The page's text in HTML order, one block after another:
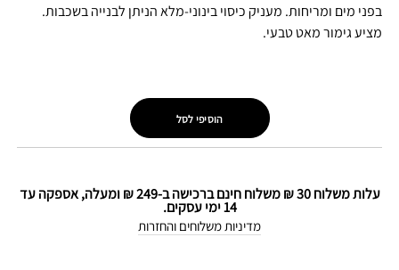
בפני מים ומריחות. מעניק כיסוי בינוני-מלא הניתן לבנייה בשכבות.
מציע גימור מאט טבעי.
הוסיפי לסל
עלות משלוח 30 ₪ משלוח חינם ברכישה ב-249 ₪ ומעלה, אספקה עד
14 ימי עסקים.
מדיניות משלוחים והחזרות